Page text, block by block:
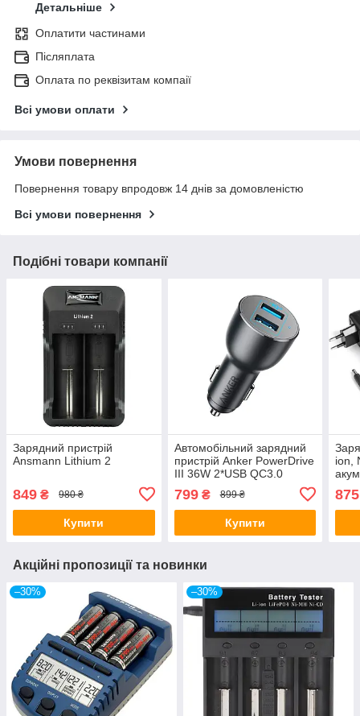
Детальніше
Оплатити частинами
Післяплата
Оплата по реквізитам компаії
Всі умови оплати
Умови повернення
Повернення товару впродовж 14 днів за домовленістю
Всі умови повернення
Подібні товари компанії
Зарядний пристрій
Ansmann Lithium 2
849 ₴ 980 ₴
Купити
Автомобільний зарядний
пристрій Anker PowerDrive
III 36W 2*USB QC3.0
799₴ 899 ₴
Купити
ion,
875
Акційні пропозиції та новинки
–30% –30%